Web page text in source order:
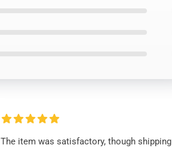
The item was satisfactory, though shipping